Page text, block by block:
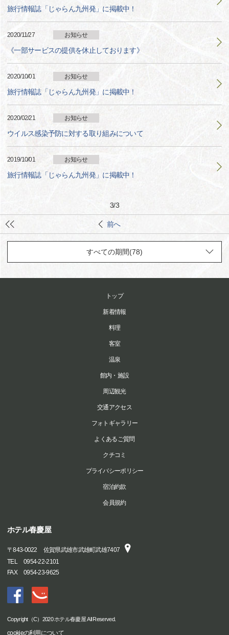
旅行情報誌「じゃらん九州発」に掲載中！
2020/11/27 お知らせ
《一部サービスの提供を休止しております》
2020/10/01 お知らせ
旅行情報誌「じゃらん九州発」に掲載中！
2020/02/21 お知らせ
ウイルス感染予防に対する取り組みについて
2019/10/01 お知らせ
旅行情報誌「じゃらん九州発」に掲載中！
3/3
前へ
トップ
新着情報
料理
客室
温泉
館内・施設
周辺観光
交通アクセス
フォトギャラリー
よくあるご質問
クチコミ
プライバシーポリシー
宿泊約款
会員規約
ホテル春慶屋
〒843-0022
佐賀県武雄市武雄町武雄7407
TEL
0954-22-2101
FAX
0954-23-9625
Copyright（C）2020 ホテル春慶屋 All Reserved.
cookieの利用について